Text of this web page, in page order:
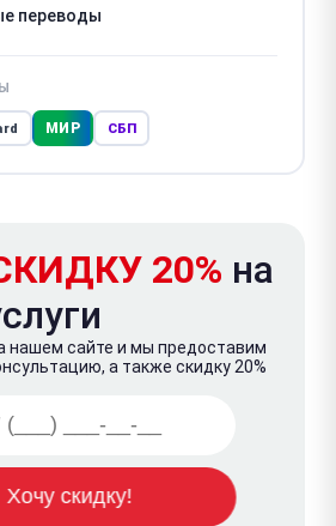
переводы
МИР СБП
20% на
нашем сайте и мы предоставим
а также скидку 20%